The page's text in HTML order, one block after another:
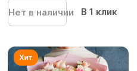
Нет в наличии В 1 клик